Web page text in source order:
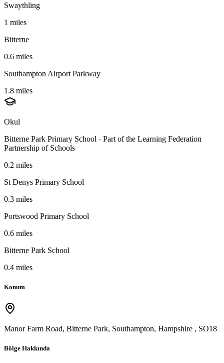
Swaythling
1 miles
Bitterne
0.6 miles
Southampton Airport Parkway
1.8 miles
Okul
Bitterne Park Primary School - Part of the Learning Federation
Partnership of Schools
0.2 miles
St Denys Primary School
0.3 miles
Portswood Primary School
0.6 miles
Bitterne Park School
0.4 miles
Konum
Manor Farm Road, Bitterne Park, Southampton, Hampshire , SO18
Bölge Hakkında